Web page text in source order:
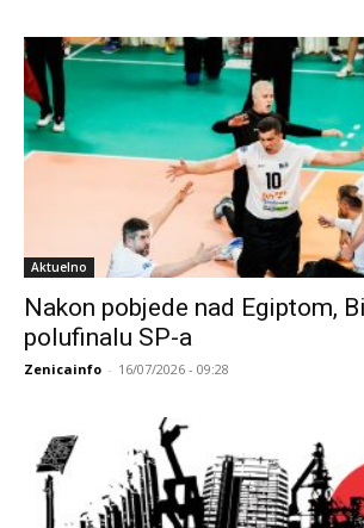
Aktuelno
Nakon pobjede nad Egiptom,
polufinalu SP-a
Zenicainfo - 16/07/2026 - 09:28